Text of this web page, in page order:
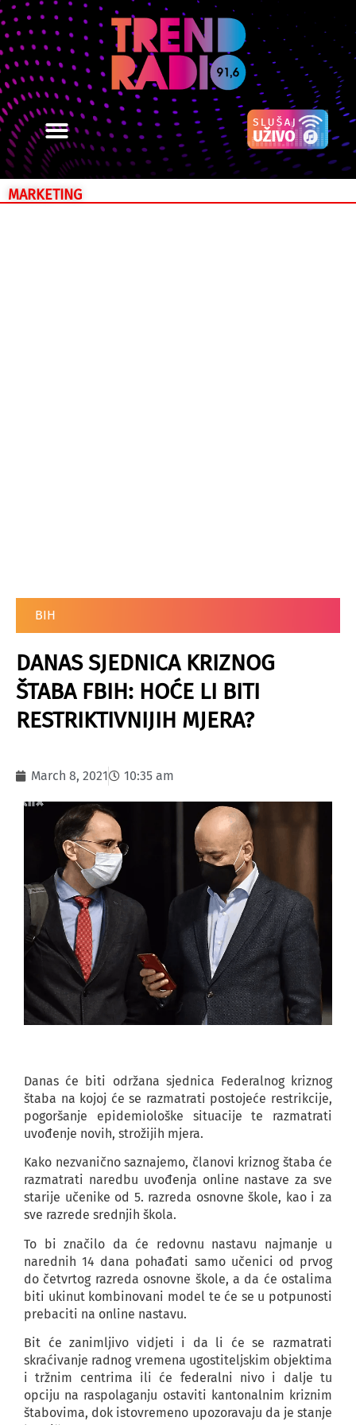
MARKETING
BIH
DANAS SJEDNICA KRIZNOG
ŠTABA FBIH: HOĆE LI BITI
RESTRIKTIVNIJIH MJERA?
March 8, 2021 10:35 am
Danas će biti održana sjednica Federalnog kriznog
štaba na kojoj će se razmatrati postojeće restrikcije,
pogoršanje epidemiološke situacije te razmatrati
uvođenje novih, strožijih mjera.
Kako nezvanično saznajemo, članovi kriznog štaba će
razmatrati naredbu uvođenja online nastave za sve
starije učenike od 5. razreda osnovne škole, kao i za
sve razrede srednjih škola.
To bi značilo da će redovnu nastavu najmanje u
narednih 14 dana pohađati samo učenici od prvog
do četvrtog razreda osnovne škole, a da će ostalima
biti ukinut kombinovani model te će se u potpunosti
prebaciti na online nastavu.
Bit će zanimljivo vidjeti i da li će se razmatrati
skraćivanje radnog vremena ugostiteljskim objektima
i tržnim centrima ili će federalni nivo i dalje tu
opciju na raspolaganju ostaviti kantonalnim kriznim
štabovima, dok istovremeno upozoravaju da je stanje